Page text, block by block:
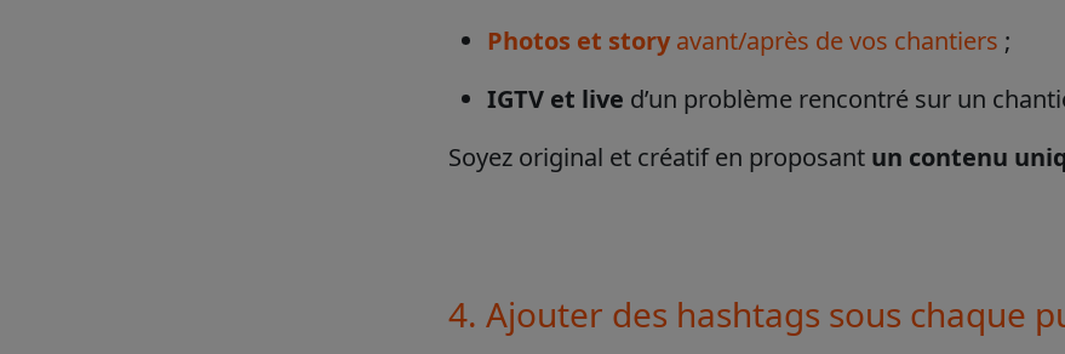
Photos et story avant/après de vos chantiers ;
IGTV et live d’un problème rencontré sur un
Soyez original et créatif en proposant un contenu
4. Ajouter des hashtags sous chaque